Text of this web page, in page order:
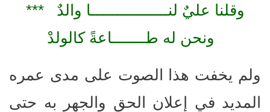
وقلنا عليٌ لنــــــــــــــــا والدٌ ***
ونحن له طـــــــاعةً كالولدْ
ولم يخفت هذا الصوت على مدى عمره
المديد في إعلان الحق والجهر به حتى